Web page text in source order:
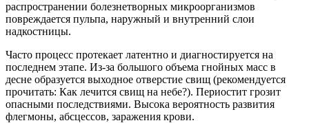
распространении болезнетворных микроорганизмов
повреждается пульпа, наружный и внутренний слои
надкостницы.
Часто процесс протекает латентно и диагностируется на
последнем этапе. Из-за большого объема гнойных масс в
десне образуется выходное отверстие свищ (рекомендуется
прочитать: Как лечится свищ на небе?). Периостит грозит
опасными последствиями. Высока вероятность развития
флегмоны, абсцессов, заражения крови.